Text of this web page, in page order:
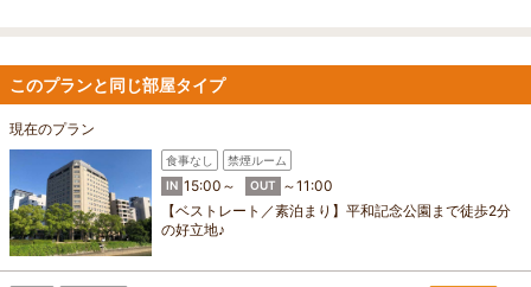
このプランと同じ部屋タイプ
現在のプラン
食事なし
禁煙ルーム
IN 15:00～ OUT
～11:00
【ベストレート／素泊まり】平和記念公園まで徒歩2分
の好立地♪